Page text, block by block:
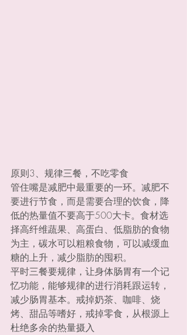
原则3、规律三餐，不吃零食
管住嘴是减肥中最重要的一环。减肥不
要进行节食，而是需要合理的饮食，降
低的热量值不要高于500大卡。食材选
择高纤维蔬果、高蛋白、低脂肪的食物
为主，碳水可以粗粮食物，可以减缓血
糖的上升，减少脂肪的囤积。
平时三餐要规律，让身体肠胃有一个记
忆功能，能够规律的进行消耗跟运转，
减少肠胃基本。戒掉奶茶、咖啡、烧
烤、甜品等嗜好，戒掉零食，从根源上
杜绝多余的热量摄入